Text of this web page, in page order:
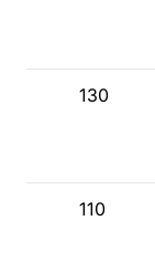
130
110